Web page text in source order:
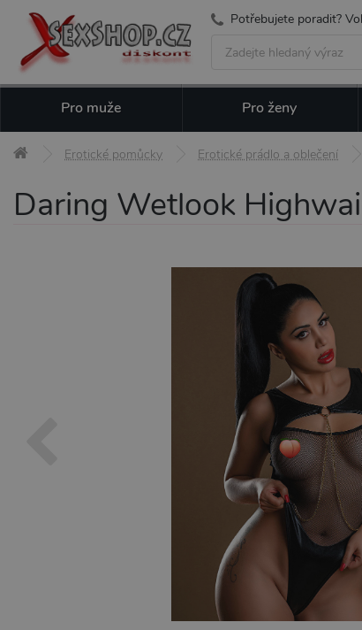
Potřebujete poradit?
Pro muže Pro ženy
Erotické pomůcky Erotické prádlo a oblečení
Daring Wetlook